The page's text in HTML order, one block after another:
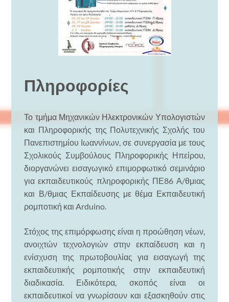
Πληροφορίες
Το τμήμα Μηχανικών Ηλεκτρονικών Υπολογιστών
και Πληροφορικής της Πολυτεχνικής Σχολής του
Πανεπιστημίου Ιωαννίνων, σε συνεργασία με τους
Σχολικούς Συμβούλους Πληροφορικής Ηπείρου,
διοργανώνει εισαγωγικό επιμορφωτικό σεμινάριο
για εκπαιδευτικούς πληροφορικής ΠΕ86 Α/θμιας
και Β/θμιας Εκπαίδευσης με θέμα Εκπαιδευτική
ρομποτική και Arduino.
Στόχος της επιμόρφωσης είναι η προώθηση νέων,
ανοιχτών τεχνολογιών στην εκπαίδευση και η
ενίσχυση της πρωτοβουλίας για εισαγωγή της
εκπαιδευτικής ρομποτικής στην εκπαιδευτική
διαδικασία. Ειδικότερα, σκοπός είναι οι
εκπαιδευτικοί να γνωρίσουν και εξασκηθούν στις